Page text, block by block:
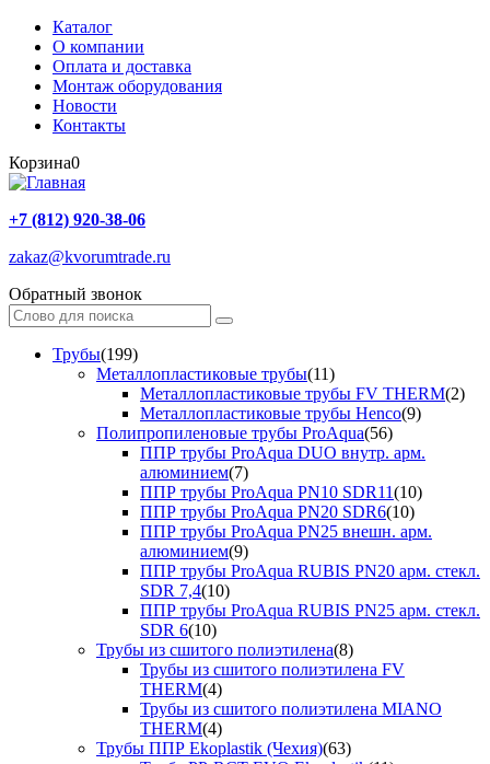
Каталог
О компании
Оплата и доставка
Монтаж оборудования
Новости
Контакты
Корзина0
+7 (812) 920-38-06
zakaz@kvorumtrade.ru
Обратный звонок
Трубы(199)
Металлопластиковые трубы(11)
Металлопластиковые трубы FV THERM(2)
Металлопластиковые трубы Henco(9)
Полипропиленовые трубы ProAqua(56)
ППР трубы ProAqua DUO внутр. арм.
алюминием(7)
ППР трубы ProAqua PN10 SDR11(10)
ППР трубы ProAqua PN20 SDR6(10)
ППР трубы ProAqua PN25 внешн. арм.
алюминием(9)
ППР трубы ProAqua RUBIS PN20 арм. стекл.
SDR 7,4(10)
ППР трубы ProAqua RUBIS PN25 арм. стекл.
SDR 6(10)
Трубы из сшитого полиэтилена(8)
Трубы из сшитого полиэтилена FV
THERM(4)
Трубы из сшитого полиэтилена MIANO
THERM(4)
Трубы ППР Ekoplastik (Чехия)(63)